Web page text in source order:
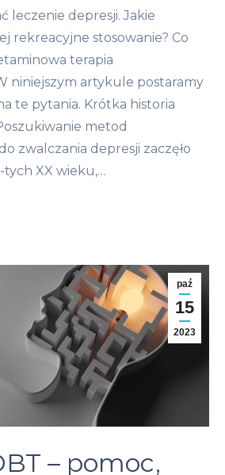
leczenie depresji. Jakie
rekreacyjne stosowanie? Co
terapia
niniejszym artykule postaramy
te pytania. Krótka historia
metod
zwalczania depresji zaczęło
tych XX wieku,…
paź
15
2023
– pomoc,